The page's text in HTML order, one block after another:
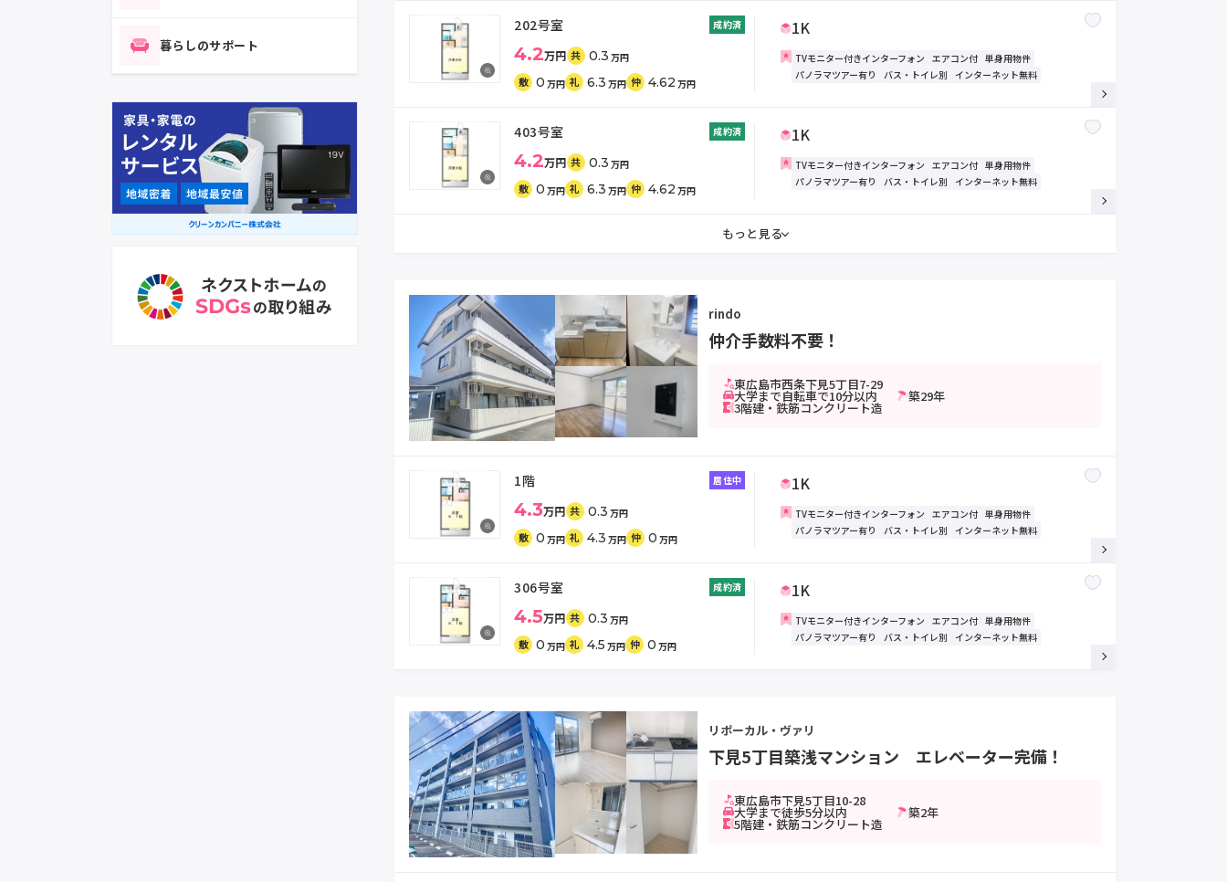
202号室 成約済
4.2万円 共 0.3 万円
敷 0 万円 礼 6.3 万円 仲 4.62 万円
1K
TVモニター付きインターフォン エアコン付 単身用物件
パノラマツアー有り
バス・トイレ別 インターネット無料
403号室 成約済
4.2万円 共 0.3 万円
敷 0 万円 礼 6.3 万円 仲 4.62 万円
1K
TVモニター付きインターフォン エアコン付 単身用物件
パノラマツアー有り
バス・トイレ別 インターネット無料
もっと見る
rindo
仲介手数料不要！
東広島市西条下見5丁目7-29
大学まで自転車で10分以内 築29年
3階建・鉄筋コンクリート造
1階 居住中
4.3万円 共 0.3 万円
敷 0 万円 礼 4.3 万円 仲 0 万円
1K
TVモニター付きインターフォン エアコン付 単身用物件
パノラマツアー有り
バス・トイレ別 インターネット無料
306号室 成約済
4.5万円 共 0.3 万円
敷 0 万円 礼 4.5 万円 仲 0 万円
1K
TVモニター付きインターフォン エアコン付 単身用物件
パノラマツアー有り
バス・トイレ別 インターネット無料
リポーカル・ヴァリ
下見5丁目築浅マンション エレベーター完備！
東広島市下見5丁目10-28
大学まで徒歩5分以内 築2年
5階建・鉄筋コンクリート造
暮らしのサポート